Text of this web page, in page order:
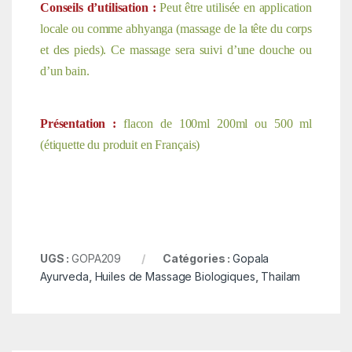
Conseils d’utilisation : Peut être utilisée en application
locale ou comme abhyanga (massage de la tête du corps
et des pieds). Ce massage sera suivi d’une douche ou
d’un bain.
Présentation : flacon de 100ml 200ml ou 500 ml
(étiquette du produit en Français)
UGS :GOPA209 Catégories :Gopala
Ayurveda Huiles de Massage Biologiques Thailam